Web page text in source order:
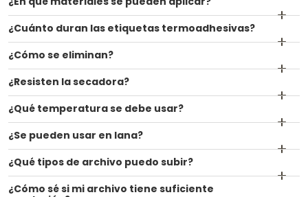
¿Cuánto duran las etiquetas termoadhesivas?
¿Cómo se eliminan?
¿Resisten la secadora?
¿Qué temperatura se debe usar?
¿Se pueden usar en lana?
¿Qué tipos de archivo puedo subir?
¿Cómo sé si mi archivo tiene suficiente